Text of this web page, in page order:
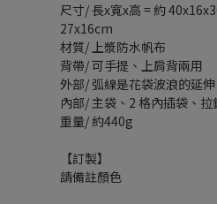
尺寸/ 長x寬x高 = 約
27x16cm
材質/ 上漿防水帆布
背帶/ 可手提、上肩背兩用
外部/ 弧線是花袋波浪的延
內部/ 主袋、2 格內插袋、
重量/ 約440g
【訂製】
請備註顏色